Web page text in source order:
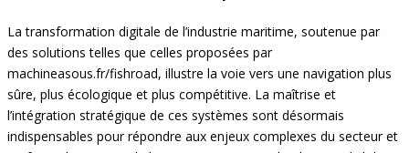
La transformation digitale de l’industrie maritime, soutenue par
des solutions telles que celles proposées par
machineasous.fr/fishroad, illustre la voie vers une navigation plus
sûre, plus écologique et plus compétitive. La maîtrise et
l’intégration stratégique de ces systèmes sont désormais
indispensables pour répondre aux enjeux complexes du secteur et